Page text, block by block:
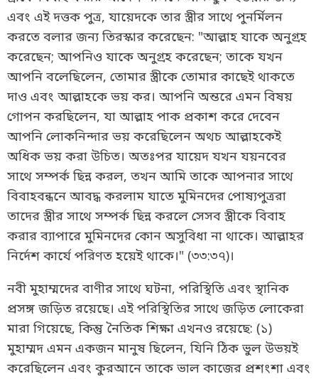
এবং এই দত্তক পুত্র, যায়েদকে তার স্ত্রীর সাথে পুনর্মিলন
করতে বলার জন্য তিরস্কার করেছেন: "আল্লাহ যাকে অনুগ্রহ
করেছেন; আপনিও যাকে অনুগ্রহ করেছেন; তাকে যখন
আপনি বলেছিলেন, তোমার স্ত্রীকে তোমার কাছেই থাকতে
দাও এবং আল্লাহকে ভয় কর। আপনি অন্তরে এমন বিষয়
গোপন করছিলেন, যা আল্লাহ পাক প্রকাশ করে দেবেন
আপনি লোকনিন্দার ভয় করেছিলেন অথচ আল্লাহকেই
অধিক ভয় করা উচিত। অতঃপর যায়েদ যখন যয়নবের
সাথে সম্পর্ক ছিন্ন করল, তখন আমি তাকে আপনার সাথে
বিবাহবন্ধনে আবদ্ধ করলাম যাতে মুমিনদের পোষ্যপুত্ররা
তাদের স্ত্রীর সাথে সম্পর্ক ছিন্ন করলে সেসব স্ত্রীকে বিবাহ
করার ব্যাপারে মুমিনদের কোন অসুবিধা না থাকে। আল্লাহর
নির্দেশ কার্যে পরিণত হয়েই থাকে।" (৩৩:৩৭)।
নবী মুহাম্মদের বাণীর সাথে ঘটনা, পরিস্থিতি এবং স্থানিক
প্রসঙ্গ জড়িত রয়েছে। এই পরিস্থিতির সাথে জড়িত লোকেরা
মারা গিয়েছে, কিন্তু নৈতিক শিক্ষা এখনও রয়েছে: (১)
মুহাম্মদ এমন একজন মানুষ ছিলেন, যিনি ঠিক ভুল উভয়ই
করেছিলেন এবং কুরআনে তাকে ভাল কাজের প্রশংশা এবং